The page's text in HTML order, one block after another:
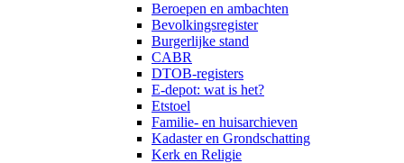
Beroepen en ambachten
Bevolkingsregister
Burgerlijke stand
CABR
DTOB-registers
E-depot: wat is het?
Etstoel
Familie- en huisarchieven
Kadaster en Grondschatting
Kerk en Religie